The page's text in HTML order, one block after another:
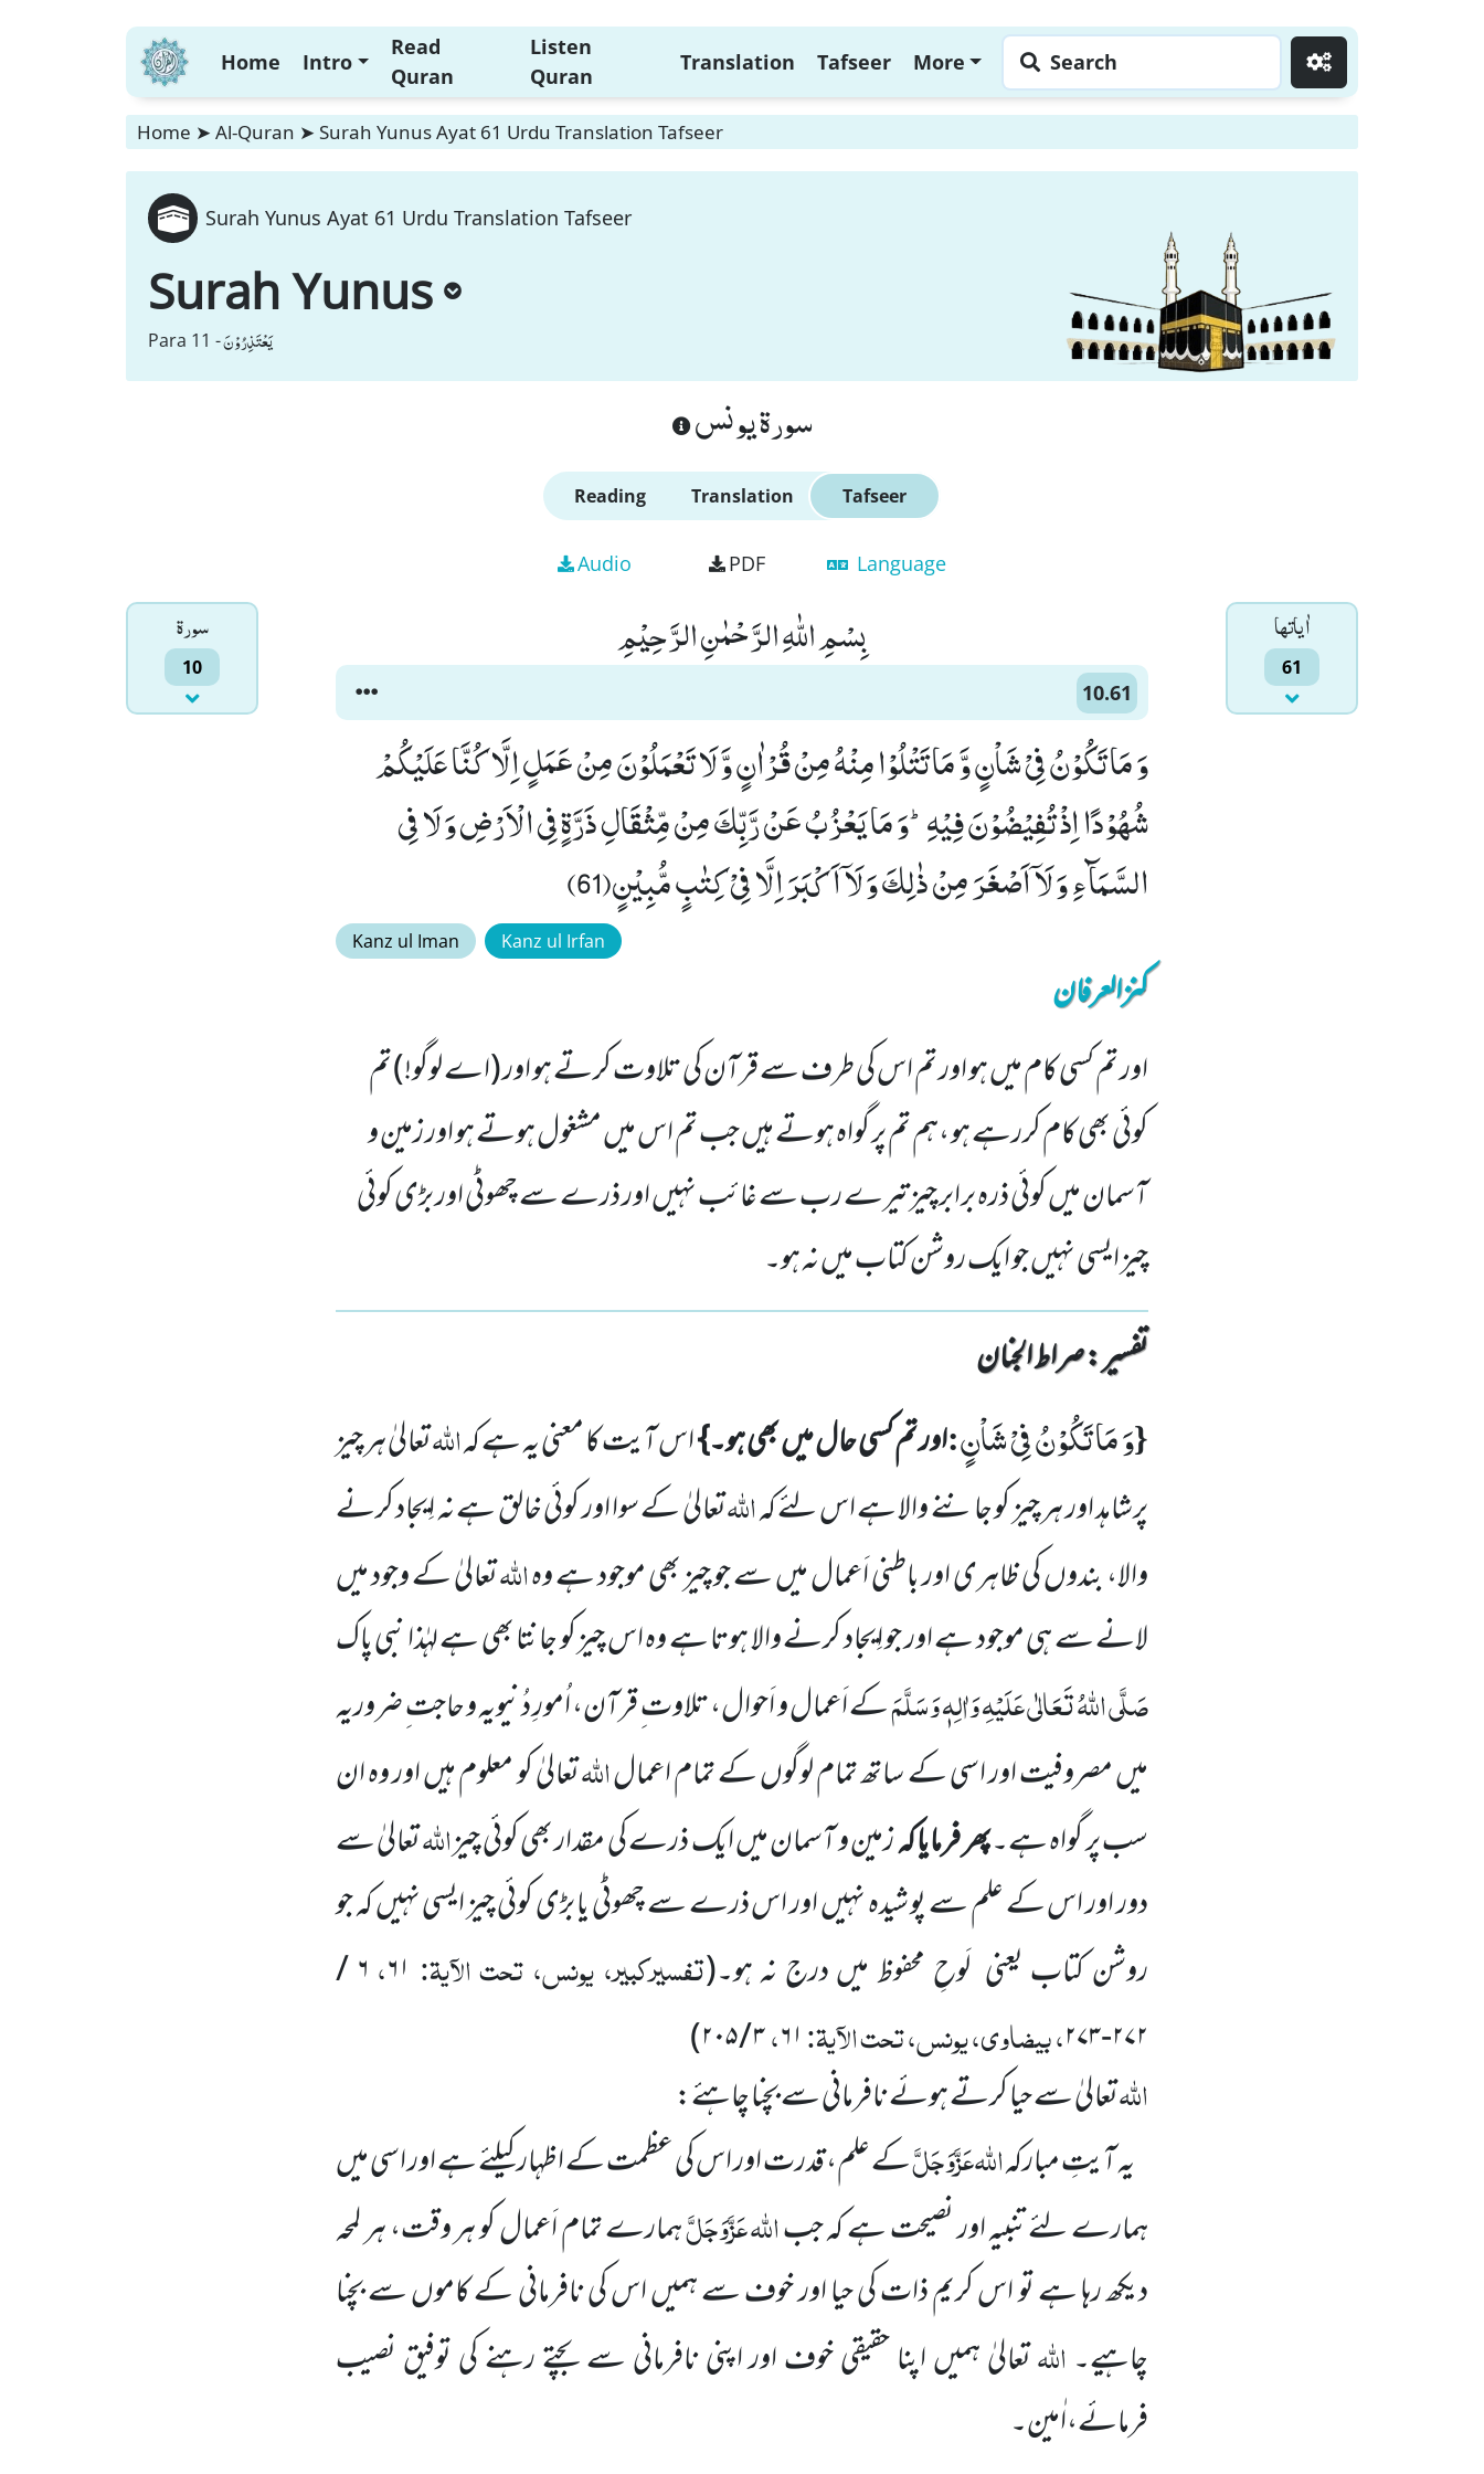
Home Intro
Read
Quran
Listen
Quran
Translation Tafseer More Search
Home ➤ Al-Quran ➤ Surah Yunus Ayat 61 Urdu Translation Tafseer
Surah Yunus Ayat 61 Urdu Translation Tafseer
Surah Yunus
Para 11 -یَعْتَذِرُوْنَ
سورة يونس
Reading Translation Tafseer
Audio PDF Language
سورۃ
10
اٰياتها
61
بِسْمِ اللّٰهِ الرَّحْمٰنِ الرَّحِیْمِ
10.61
وَ مَا تَكُوْنُ فِیْ شَاْنٍ وَّ مَا تَتْلُوْا مِنْهُ مِنْ قُرْاٰنٍ وَّ لَا تَعْمَلُوْنَ مِنْ عَمَلٍ اِلَّا كُنَّا عَلَیْكُمْ
شُهُوْدًا اِذْ تُفِیْضُوْنَ فِیْهِؕ-وَ مَا یَعْزُبُ عَنْ رَّبِّكَ مِنْ مِّثْقَالِ ذَرَّةٍ فِی الْاَرْضِ وَ لَا فِی
السَّمَآءِ وَ لَاۤ اَصْغَرَ مِنْ ذٰلِكَ وَ لَاۤ اَكْبَرَ اِلَّا فِیْ كِتٰبٍ مُّبِیْنٍ(61)
Kanz ul Iman Kanz ul Irfan
کنزالعرفان
اور تم کسی کام میں ہو اور تم اس کی طرف سے قرآن کی تلاوت کرتے ہو اور (اے لوگو!) تم
کوئی بھی کام کررہے ہو ،ہم تم پر گواہ ہوتے ہیں جب تم اس میں مشغول ہوتے ہو اور زمین و
آسمان میں کوئی ذرہ برابر چیز تیرے رب سے غائب نہیں اور ذرے سے چھوٹی اور بڑی کوئی
چیز ایسی نہیں جو ایک روشن کتاب میں نہ ہو۔
تفسیر : ‎صراط الجنان
{وَ مَا تَكُوْنُ فِیْ شَاْنٍ:اور تم کسی حال میں بھی ہو۔}اس آیت کا معنی یہ ہے کہاللہتعالیٰ ہر چیز
پرشاہد اور ہر چیز کو جاننےوالا ہے اس لئے کہاللہتعالیٰ کے سوا اور کوئی خالق ہے نہ اِیجاد کرنے
والا، بندوں کی ظاہری اور باطنی اَعمال میں سے جوچیز بھی موجود ہے وہاللہتعالیٰ کے وجود میں
لانے سے ہی موجود ہے اور جو اِیجادکرنے والا ہوتا ہے وہ اس چیز کو جانتا بھی ہےلہٰذا نبی پاک
صَلَّی اللہُ تَعَالٰی عَلَیْہِ وَاٰلِہٖ وَسَلَّمَکےاَعمال و اَحوال، تلاوت ِ قرآن، اُمورِ دُنیویہ و حاجت ِ ضروریہ
میں مصروفیتاوراسی کے ساتھ تمام لوگوں کے تمام اعمالاللہتعالیٰ کو معلوم ہیں اور وہ ان
سب پر گواہ ہے۔پھر فرمایا کہزمین و آسمان میں ایک ذرے کی مقدار بھی کوئی چیزاللہتعالیٰ سے
دور اور اس کے علم سے پو شیدہ نہیں اور اس ذرے سے چھوٹی یا بڑی کوئی چیز ایسی نہیں کہ جو
روشن کتاب یعنی لَوحِ محفوظ میں درج نہ ہو۔(تفسیرکبیر، یونس، تحت الآیۃ: ۶۱، ۶/
۲۷۲-۲۷۳، بیضاوی، یونس، تحت الآیۃ:۶۱،۳/۲۰۵)
اللہتعالیٰ سے حیا کرتے ہوئے نافرمانی سے بچنا چاہئے:
یہ آیتِ مبارکہاللہعَزَّوَجَلَّکے علم، قدرت اور اس کی عظمت کے اظہار کیلئے ہے اور اسی میں
ہمارے لئے تنبیہاور نصیحت ہے کہ جباللہعَزَّوَجَلَّہمارے تمام اَعمال کو ہر وقت، ہر لمحہ
دیکھ رہا ہے تو اس کریم ذات کی حیا اور خوف سے ہمیں اس کی نافرمانی کے کاموں سے بچنا
چاہیے۔ اللہتعالیٰ ہمیں اپنا حقیقی خوف اور اپنی نافرمانی سے بچتے رہنے کی توفیق نصیب
فرمائے،اٰمین۔